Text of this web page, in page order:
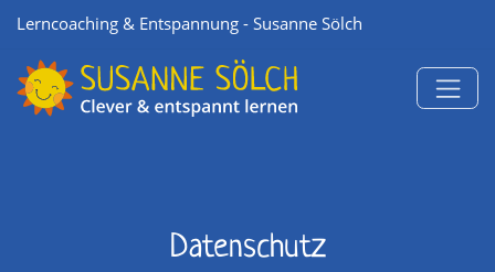
Lerncoaching & Entspannung - Susanne Sölch
Datenschutz